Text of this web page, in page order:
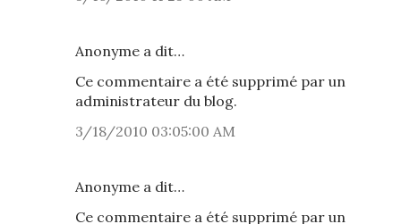
Anonyme a dit…
Ce commentaire a été supprimé par un
administrateur du blog.
3/18/2010 03:05:00 AM
Anonyme a dit…
Ce commentaire a été supprimé par un